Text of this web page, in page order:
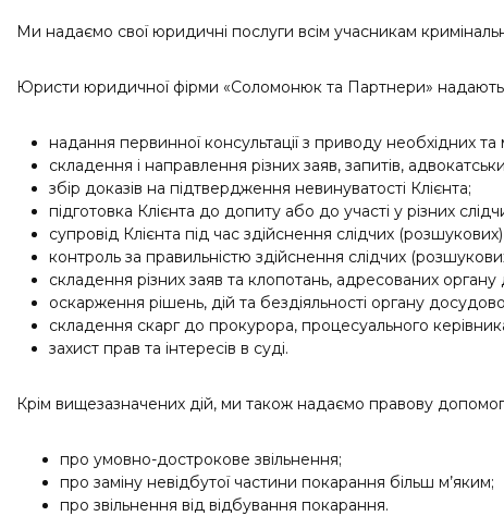
Ми надаємо свої юридичні послуги всім учасникам
Юристи юридичної фірми «Соломонюк та Партнери» надають
надання первинної консультації з приводу необхідних
складення і направлення різних заяв, запитів,
збір доказів на підтвердження невинуватості Клієнта;
підготовка Клієнта до допиту або до участі у різних
супровід Клієнта під час здійснення слідчих (розшукових)
контроль за правильністю здійснення слідчих
складення різних заяв та клопотань, адресованих
оскарження рішень, дій та бездіяльності органу
складення скарг до прокурора, процесуального
захист прав та інтересів в суді.
Крім вищезазначених дій, ми також надаємо правову
про умовно-дострокове звільнення;
про заміну невідбутої частини покарання більш м’яким;
про звільнення від відбування покарання.